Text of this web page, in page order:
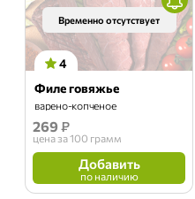
Временно отсутствует
4
Филе говяжье
варено-копченое
269 ₽
цена за 100 грамм
Добавить
по наличию